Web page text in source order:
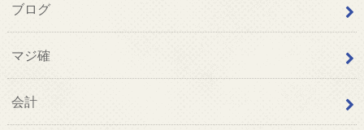
ブログ
マジ確
会計